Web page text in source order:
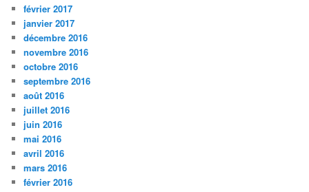
février 2017
janvier 2017
décembre 2016
novembre 2016
octobre 2016
septembre 2016
août 2016
juillet 2016
juin 2016
mai 2016
avril 2016
mars 2016
février 2016